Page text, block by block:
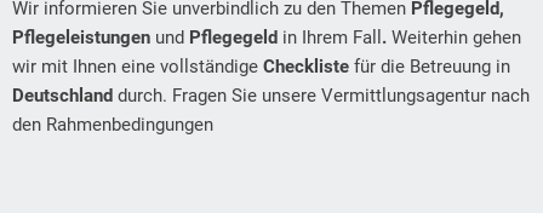
Wir informieren Sie unverbindlich zu den Themen Pflegegeld,
Pflegeleistungen und Pflegegeld in Ihrem Fall . Weiterhin gehen
wir mit Ihnen eine vollständige Checkliste für die Betreuung in
Deutschland durch. Fragen Sie unsere Vermittlungsagentur nach
den Rahmenbedingungen